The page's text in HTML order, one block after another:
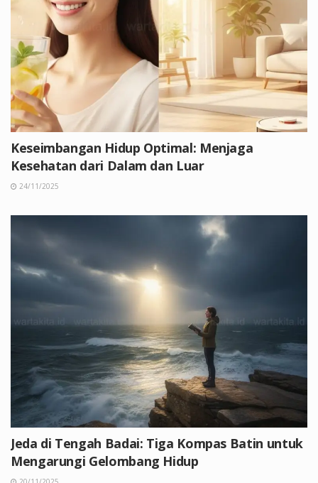
Keseimbangan Hidup Optimal: Menjaga
Kesehatan dari Dalam dan Luar
24/11/2025
Jeda di Tengah Badai: Tiga Kompas Batin untuk
Mengarungi Gelombang Hidup